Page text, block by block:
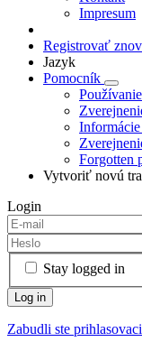
Impresum
Registrovať
Jazyk
Pomocník
Forgotten
Vytvoriť novú
Login
Stay logged in
Zabudli ste